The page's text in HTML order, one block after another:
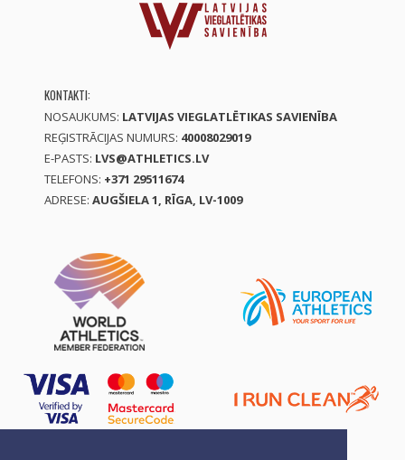
KONTAKTI:
NOSAUKUMS: LATVIJAS VIEGLATLĒTIKAS SAVIENĪBA
REĢISTRĀCIJAS NUMURS: 40008029019
E-PASTS: LVS@ATHLETICS.LV
TELEFONS: +371 29511674
ADRESE: AUGŠIELA 1, RĪGA, LV-1009